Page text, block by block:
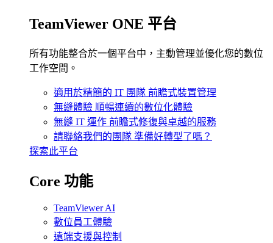
TeamViewer ONE 平台
所有功能整合於一個平台中，主動管理並優化您的數位
工作空間。
適用於精簡的 IT 團隊 前瞻式裝置管理
無縫體驗 順暢連續的數位化體驗
無縫 IT 運作 前瞻式修復與卓越的服務
請聯絡我們的團隊 準備好轉型了嗎？
探索此平台
Core 功能
TeamViewer AI
數位員工體驗
遠端支援與控制